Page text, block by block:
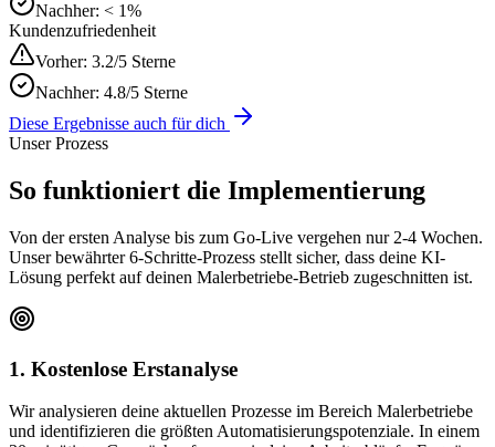
Nachher: < 1%
Kundenzufriedenheit
Vorher: 3.2/5 Sterne
Nachher: 4.8/5 Sterne
Diese Ergebnisse auch für dich
Unser Prozess
So funktioniert die Implementierung
Von der ersten Analyse bis zum Go-Live vergehen nur 2-4 Wochen.
Unser bewährter 6-Schritte-Prozess stellt sicher, dass deine KI-
Lösung perfekt auf deinen Malerbetriebe-Betrieb zugeschnitten ist.
1. Kostenlose Erstanalyse
Wir analysieren deine aktuellen Prozesse im Bereich Malerbetriebe
und identifizieren die größten Automatisierungspotenziale. In einem